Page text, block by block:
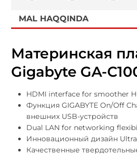
MAL HAQQINDA
Материнская
Gigabyte GA-
HDMI interface for smoother
Функция GIGABYTE On/Off
внешних USB-устройств
Dual LAN for networking
Инновационный дизайн Ultra
Качественные